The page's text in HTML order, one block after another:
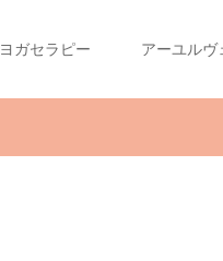
ヨガセラピー アーユルヴ